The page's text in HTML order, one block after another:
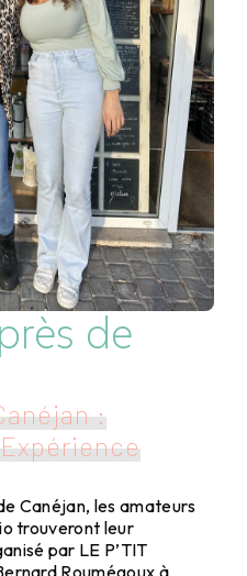
de
:
Canéjan, les amateurs
trouveront leur
par LE P’TIT
Roumégoux à